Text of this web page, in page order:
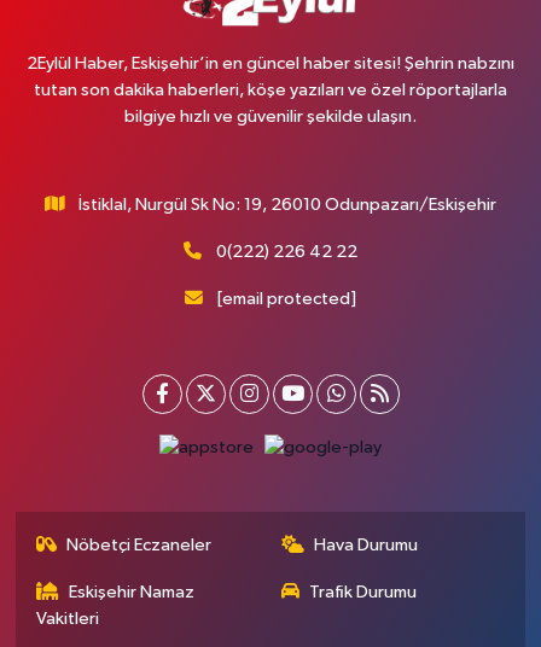
2Eylül Haber, Eskişehir’in en güncel haber sitesi! Şehrin nabzını
tutan son dakika haberleri, köşe yazıları ve özel röportajlarla
bilgiye hızlı ve güvenilir şekilde ulaşın.
İstiklal, Nurgül Sk No: 19, 26010 Odunpazarı/Eskişehir
0(222) 226 42 22
[email protected]
Nöbetçi Eczaneler Hava Durumu
Eskişehir Namaz
Vakitleri
Trafik Durumu